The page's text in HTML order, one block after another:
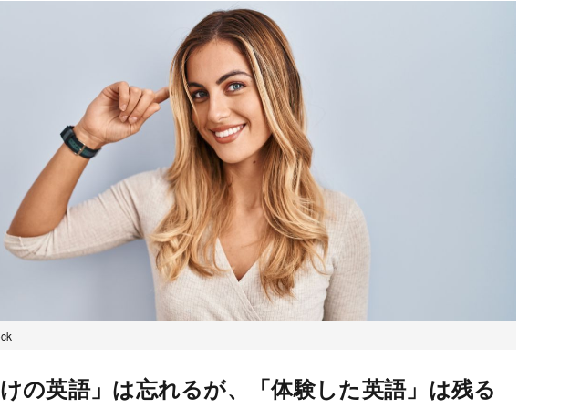
けの英語」は忘れるが、「体験した英語」は残る